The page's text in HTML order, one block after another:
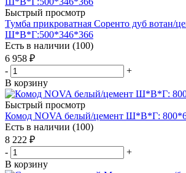
Быстрый просмотр
Тумба прикроватная Соренто дуб вотан/
Ш*В*Г:500*346*366
Есть в наличии (100)
6 958 ₽
-
+
В корзину
Быстрый просмотр
Комод NOVA белый/цемент Ш*В*Г:
Есть в наличии (100)
8 222 ₽
-
+
В корзину